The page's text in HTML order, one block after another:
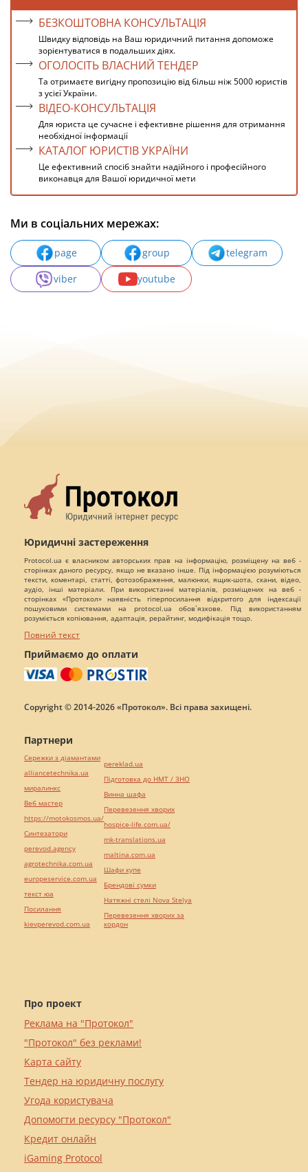
БЕЗКОШТОВНА КОНСУЛЬТАЦІЯ
Швидку відповідь на Ваш юридичний питання допоможе
зорієнтуватися в подальших діях.
ОГОЛОСІТЬ ВЛАСНИЙ ТЕНДЕР
Та отримаєте вигідну пропозицію від більш ніж 5000 юристів
з усієї України.
ВІДЕО-КОНСУЛЬТАЦІЯ
Для юриста це сучасне і ефективне рішення для отримання
необхідної інформації
КАТАЛОГ ЮРИСТІВ УКРАЇНИ
Це ефективний спосіб знайти надійного і професійного
виконавця для Вашої юридичної мети
Ми в соціальних мережах:
page group
telegram
viber
youtube
Юридичні застереження
Protocol.ua є власником авторських прав на інформацію, розміщену на веб -
сторінках даного ресурсу, якщо не вказано інше. Під інформацією розуміються
тексти, коментарі, статті, фотозображення, малюнки, ящик-шота, скани, відео,
аудіо, інші матеріали. При використанні матеріалів, розміщених на веб -
сторінках «Протокол» наявність гіперпосилання відкритого для індексації
пошуковими системами на protocol.ua обов`язкове. Під використанням
розуміється копіювання, адаптація, рерайтинг, модифікація тощо.
Повний текст
Приймаємо до оплати
Copyright © 2014-2026 «Протокол». Всі права захищені.
Про проект
Реклама на "Протокол"
"Протокол" без реклами!
Карта сайту
Тендер на юридичну послугу
Угода користувача
Допомогти ресурсу "Протокол"
Кредит онлайн
iGaming Protocol
Партнери
Сережки з діамантами
alliancetechnika.ua
миралинкс
Веб мастер
https://motokosmos.ua/
Синтезатори
perevod.agency
agrotechnika.com.ua
europeservice.com.ua
текст юа
Посилання
kievperevod.com.ua
pereklad.ua
Підготовка до НМТ / ЗНО
Винна шафа
Перевезення хворих
hospice-life.com.ua/
mk-translations.ua
maltina.com.ua
Шафи купе
Брендові сумки
Натяжні стелі Nova Stelya
Перевезення хворих за
кордон